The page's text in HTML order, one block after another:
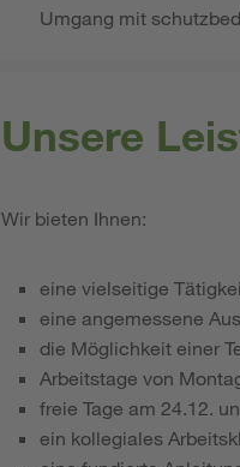
Umgang mit
Unsere
Wir bieten Ihnen:
eine vielseitige
eine angemessene
die Möglichkeit einer
Arbeitstage von
freie Tage am 24.12.
ein kollegiales